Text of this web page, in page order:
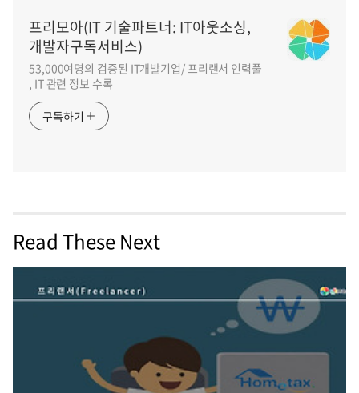
프리모아(IT 기술파트너: IT아웃소싱,
개발자구독서비스)
53,000여명의 검증된 IT개발기업/ 프리랜서 인력풀
, IT 관련 정보 수록
구독하기
Read These Next